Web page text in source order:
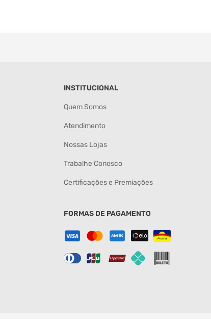
INSTITUCIONAL
Quem Somos
Atendimento
Nossas Lojas
Trabalhe Conosco
Certificações e Premiações
FORMAS DE PAGAMENTO